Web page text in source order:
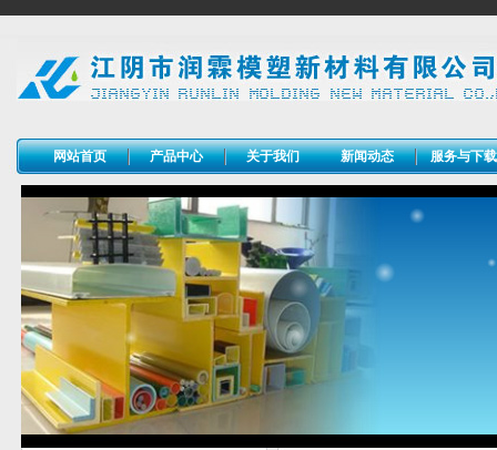
网站首页 产品中心 关于我们 新闻动态 服务与下载